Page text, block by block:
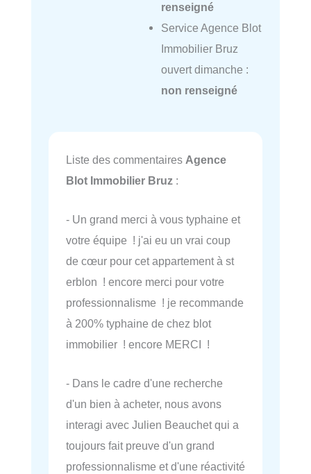
renseigné
Service Agence Blot
Immobilier Bruz
ouvert dimanche :
non renseigné
Liste des commentaires Agence
Blot Immobilier Bruz :
- Un grand merci à vous typhaine et
votre équipe ! j'ai eu un vrai coup
de cœur pour cet appartement à st
erblon ! encore merci pour votre
professionnalisme ! je recommande
à 200% typhaine de chez blot
immobilier ! encore MERCI !
- Dans le cadre d'une recherche
d'un bien à acheter, nous avons
interagi avec Julien Beauchet qui a
toujours fait preuve d'un grand
professionnalisme et d'une réactivité